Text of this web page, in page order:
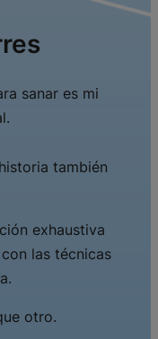
sanar es mi
también
exhaustiva
las técnicas
otro.